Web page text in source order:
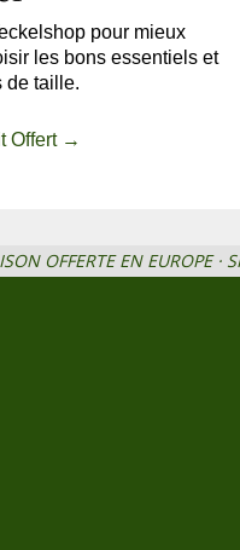
pour mieux
les bons essentiels et
de taille.
Offert →
LIVRAISON OFFERTE EN